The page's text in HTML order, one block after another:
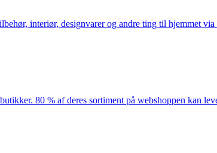
interiør, designvarer og andre ting til hjemmet
80 % af deres sortiment på webshoppen kan